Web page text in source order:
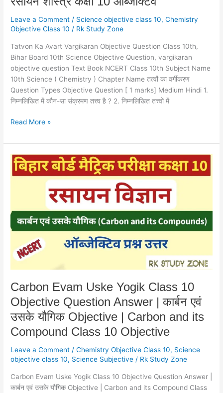
Leave a Comment / Science objective class 10,Chemistry
Objective Class 10 / Rk Study Zone
Tatvon Ka Avart Vargikaran Objective Question Class 10th,
Bihar Board 10th Science Objective Question, vargikaran
objective question Text Book NCERT Class 10th Subject Name
10th Science ( Chemistry ) Chapter Name तत्वों का वर्गीकरण
Question Types Objective Question [ 1 marks] Medium Hindi 1.
निम्नलिखित में कौन-सा संक्रमण तत्त्व है ? 2. निम्नलिखित तत्त्वों में
ऑब्जेक्टिव
Read More »
Carbon Evam Uske Yogik Class 10
Objective Question Answer | कार्बन एवं
उसके यौगिक Objective | Carbon and its
Compound Class 10 Objective
Leave a Comment /Chemistry Objective Class 10, Science
objective class 10, Science Subjective / Rk Study Zone
Carbon Evam Uske Yogik Class 10 Objective Question Answer |
कार्बन एवं उसके यौगिक Objective | Carbon and its Compound Class
Carbon
Evam
10
Objective
Question
Answer
कार्बन
उसके
यौगिक
Objective
Carbon
its
Class
10